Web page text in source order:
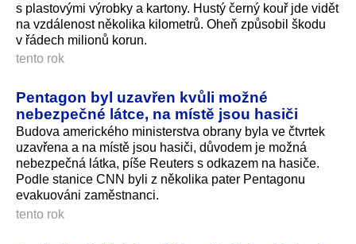
s plastovými výrobky a kartony. Hustý černý kouř jde vidět
na vzdálenost několika kilometrů. Oheň způsobil škodu
v řádech milionů korun.
tento rok
Pentagon byl uzavřen kvůli možné
nebezpečné látce, na místě jsou hasiči
Budova amerického ministerstva obrany byla ve čtvrtek
uzavřena a na místě jsou hasiči, důvodem je možná
nebezpečná látka, píše Reuters s odkazem na hasiče.
Podle stanice CNN byli z několika pater Pentagonu
evakuováni zaměstnanci.
tento rok